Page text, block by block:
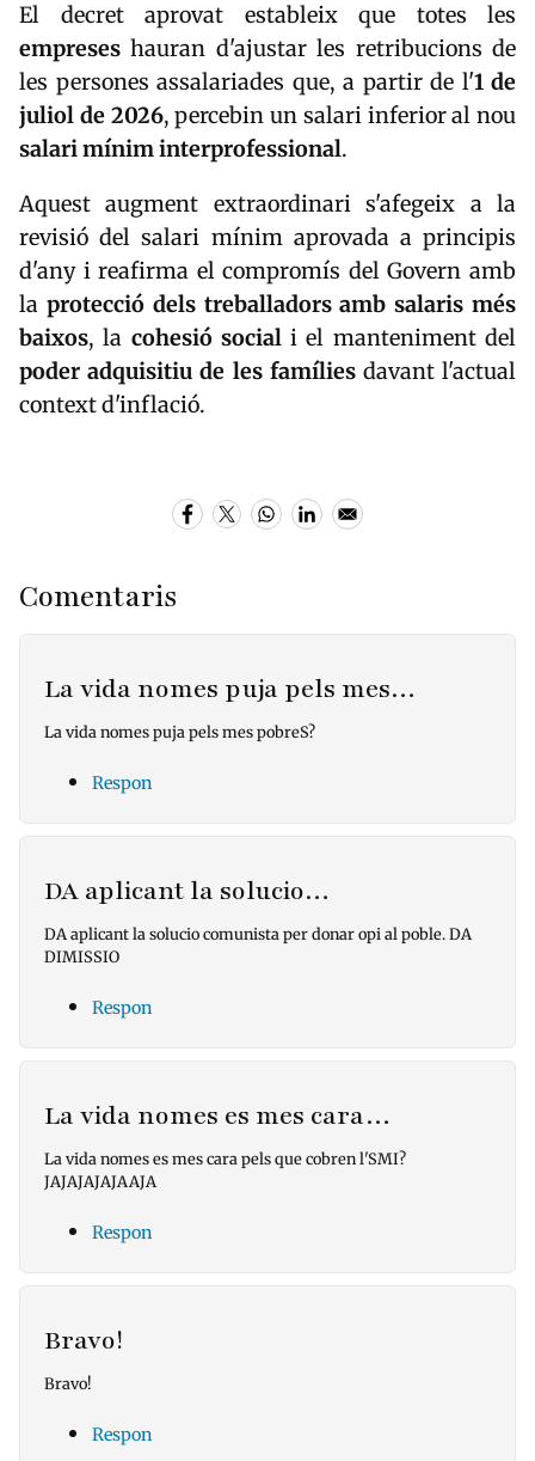
El decret aprovat estableix que totes les
empreses hauran d'ajustar les retribucions de
les persones assalariades que, a partir de l'1 de
juliol de 2026, percebin un salari inferior al nou
salari mínim interprofessional.
Aquest augment extraordinari s'afegeix a la
revisió del salari mínim aprovada a principis
d'any i reafirma el compromís del Govern amb
la protecció dels treballadors amb salaris més
baixos, la cohesió sociali el manteniment del
poder adquisitiu de les famíliesdavant l'actual
context d'inflació.
Comentaris
La vida nomes puja pels mes…
La vida nomes puja pels mes pobreS?
Respon
DA aplicant la solucio…
DA aplicant la solucio comunista per donar opi al poble. DA
DIMISSIO
Respon
La vida nomes es mes cara…
La vida nomes es mes cara pels que cobren l'SMI?
JAJAJAJAJAAJA
Respon
Bravo!
Bravo!
Respon